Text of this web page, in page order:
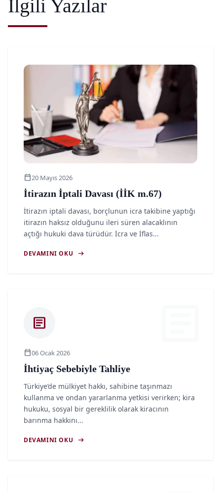
İlgili Yazılar
article
calendar_today20 Mayıs 2026
İtirazın İptali Davası (İİK m.67)
İtirazın iptali davası, borçlunun icra takibine yaptığı
itirazın haksız olduğunu ileri süren alacaklının
açtığı hukuki dava türüdür. İcra ve İflas...
DEVAMINI OKU arrow_right_alt
article
calendar_today06 Ocak 2026
İhtiyaç Sebebiyle Tahliye
Türkiye’de mülkiyet hakkı, sahibine taşınmazı
kullanma ve ondan yararlanma yetkisi verirken; kira
hukuku, sosyal bir gereklilik olarak kiracının
barınma hakkını...
DEVAMINI OKU arrow_right_alt